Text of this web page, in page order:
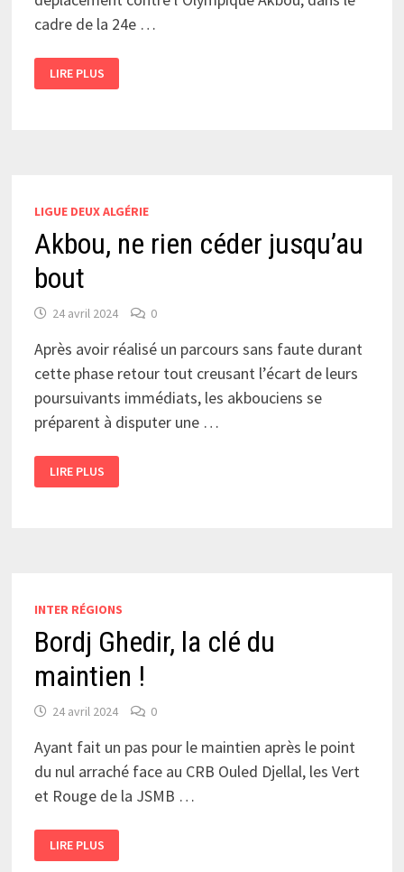
cadre de la 24e …
KADRI
RISQUE
DE
LIRE PLUS
LIGUE DEUX ALGÉRIE
Akbou, ne rien céder jusqu’au
bout
24 avril 2024 0
Après avoir réalisé un parcours sans faute durant
cette phase retour tout creusant l’écart de leurs
poursuivants immédiats, les akbouciens se
préparent à disputer une …
AKBOU,
NE
RIEN
LIRE PLUS
INTER RÉGIONS
Bordj Ghedir, la clé du
maintien !
24 avril 2024 0
Ayant fait un pas pour le maintien après le point
du nul arraché face au CRB Ouled Djellal, les Vert
et Rouge de la JSMB …
BORDJ
GHEDIR,
LA
LIRE PLUS